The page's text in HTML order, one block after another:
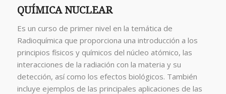
QUÍMICA NUCLEAR
Es un curso de primer nivel en la temática de
Radioquímica que proporciona una introducción a los
principios físicos y químicos del núcleo atómico, las
interacciones de la radiación con la materia y su
detección, así como los efectos biológicos. También
incluye ejemplos de las principales aplicaciones de las